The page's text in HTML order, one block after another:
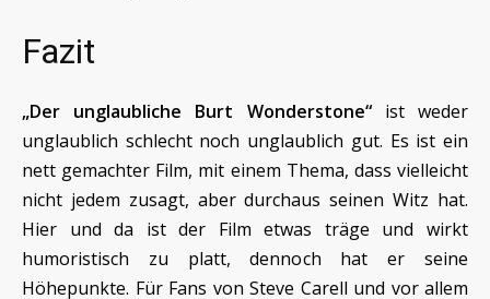
Fazit
„Der unglaubliche Burt Wonderstone“ist weder
unglaublich schlecht noch unglaublich gut. Es ist ein
nett gemachter Film, mit einem Thema, dass vielleicht
nicht jedem zusagt, aber durchaus seinen Witz hat.
Hier und da ist der Film etwas träge und wirkt
humoristisch zu platt, dennoch hat er seine
Höhepunkte. Für Fans von Steve Carell und vor allem